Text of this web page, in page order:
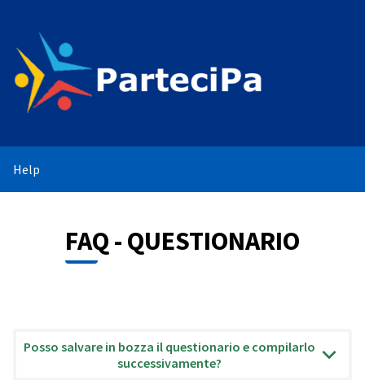
Help
FAQ - QUESTIONARIO
Posso salvare in bozza il questionario e compilarlo
successivamente?